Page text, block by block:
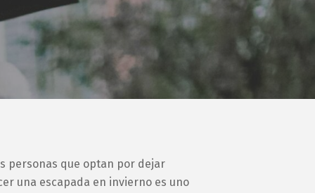
personas que optan por dejar
una escapada en invierno es uno